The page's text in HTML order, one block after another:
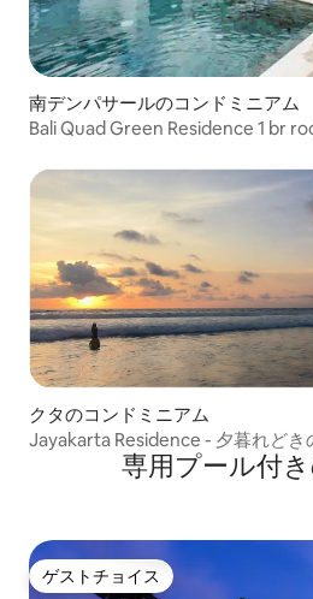
南デンパサールのコンドミニアム
Bali Quad Green Residence 1 br
クタのコンドミニアム
Jayakarta Residence - 夕暮れどき
ト、Legian 6432専用プール付
ゲストチョイス
ゲストチョイス